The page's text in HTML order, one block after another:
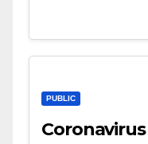
PUBLIC
Coronavirus